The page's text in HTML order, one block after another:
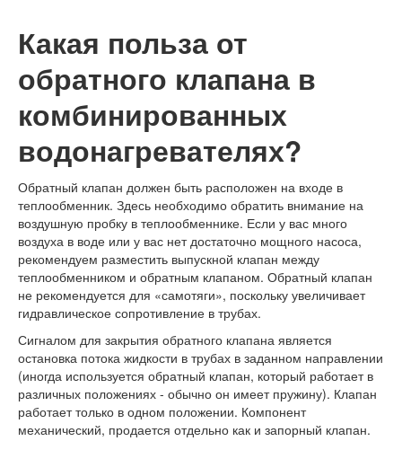
Какая польза от
обратного клапана в
комбинированных
водонагревателях?
Обратный клапан должен быть расположен на входе в
теплообменник. Здесь необходимо обратить внимание на
воздушную пробку в теплообменнике. Если у вас много
воздуха в воде или у вас нет достаточно мощного насоса,
рекомендуем разместить выпускной клапан между
теплообменником и обратным клапаном. Обратный клапан
не рекомендуется для «самотяги», поскольку увеличивает
гидравлическое сопротивление в трубах.
Сигналом для закрытия обратного клапана является
остановка потока жидкости в трубах в заданном направлении
(иногда используется обратный клапан, который работает в
различных положениях - обычно он имеет пружину). Клапан
работает только в одном положении. Компонент
механический, продается отдельно как и запорный клапан.